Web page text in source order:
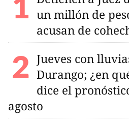
un millón de
acusan de
Jueves con
Durango; ¿en
dice el
agosto